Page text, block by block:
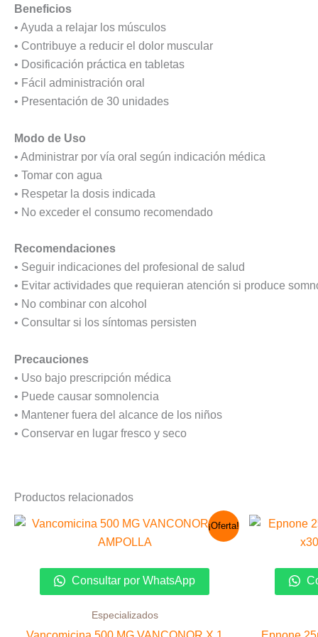
Beneficios
• Ayuda a relajar los músculos
• Contribuye a reducir el dolor muscular
• Dosificación práctica en tabletas
• Fácil administración oral
• Presentación de 30 unidades
Modo de Uso
• Administrar por vía oral según indicación médica
• Tomar con agua
• Respetar la dosis indicada
• No exceder el consumo recomendado
Recomendaciones
• Seguir indicaciones del profesional de salud
• Evitar actividades que requieran atención si produce
• No combinar con alcohol
• Consultar si los síntomas persisten
Precauciones
• Uso bajo prescripción médica
• Puede causar somnolencia
• Mantener fuera del alcance de los niños
• Conservar en lugar fresco y seco
Productos relacionados
¡Oferta!
Consultar por WhatsApp
Especializados
El
original
S/ 35.00.
El
S/ 15.00.